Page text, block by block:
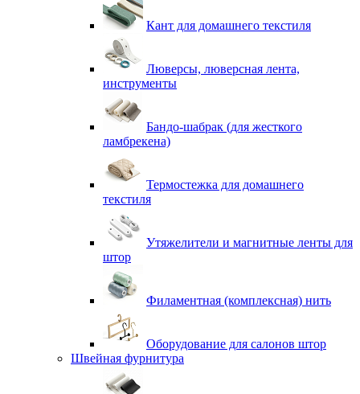
Кант для домашнего текстиля
Люверсы, люверсная лента,
инструменты
Бандо-шабрак (для жесткого
ламбрекена)
Термостежка для домашнего
текстиля
Утяжелители и магнитные ленты для
штор
Филаментная (комплексная) нить
Оборудование для салонов штор
Швейная фурнитура